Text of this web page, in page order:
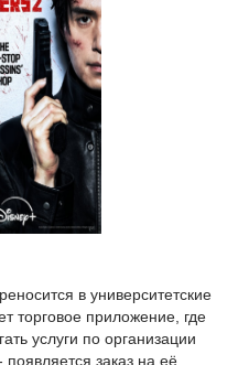
в университетские
торговое приложение, где
услуги по организации
появляется заказ на её